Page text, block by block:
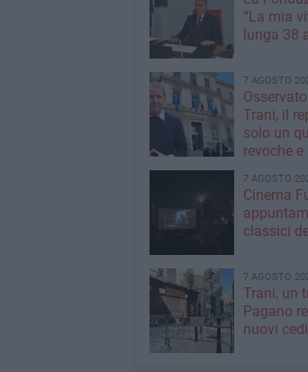
“La mia
lunga 38
7 AGOSTO
Trani, il
solo un
revoche
7 AGOSTO
Cinema
classici
7 AGOSTO
Trani, un
Pagano
nuovi